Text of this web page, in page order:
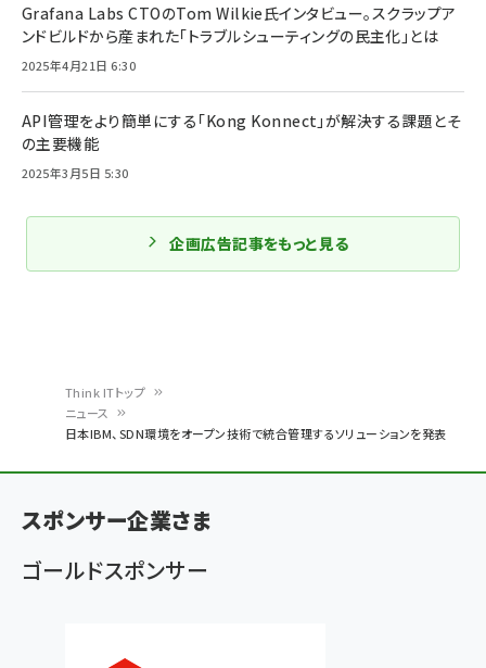
ン
く
ず
Think ITトップ
ニュース
日本IBM、SDN環境をオープン技術で統合管理するソリューションを発表
Grafana Labs CTOのTom Wilkie氏インタビュー。スクラップア
ンドビルドから産まれた「トラブルシューティングの民主化」とは
2025年4月21日 6:30
API管理をより簡単にする「Kong Konnect」が解決する課題とそ
の主要機能
2025年3月5日 5:30
企画広告記事をもっと見る
スポンサー企業さま
ゴールドスポンサー